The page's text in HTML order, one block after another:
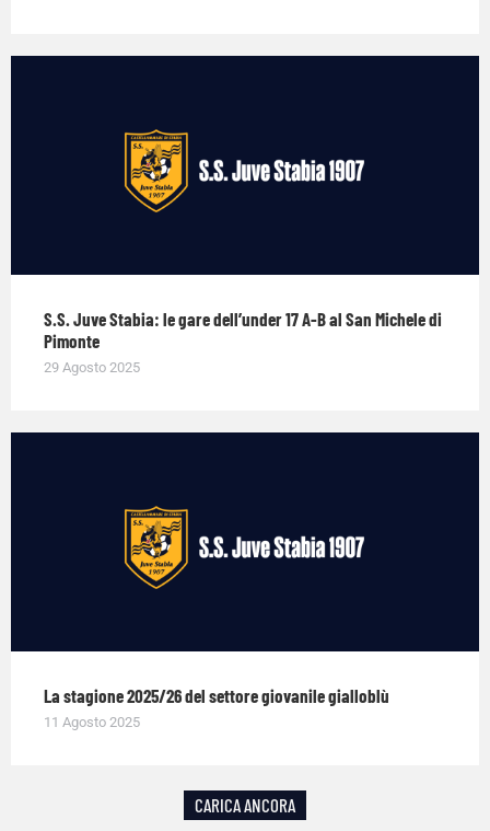
S.S. Juve Stabia: le gare dell’under 17 A-B al San Michele di
Pimonte
29 Agosto 2025
La stagione 2025/26 del settore giovanile gialloblù
11 Agosto 2025
CARICA ANCORA